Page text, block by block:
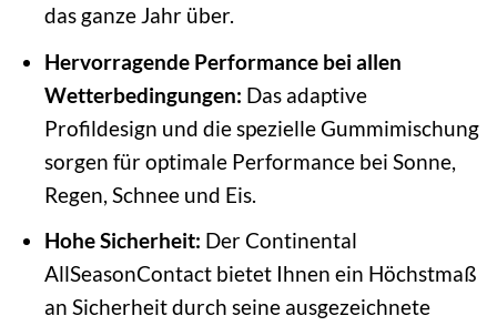
das ganze Jahr über.
Hervorragende Performance bei allen
Wetterbedingungen: Das adaptive
Profildesign und die spezielle Gummimischung
sorgen für optimale Performance bei Sonne,
Regen, Schnee und Eis.
Hohe Sicherheit: Der Continental
AllSeasonContact bietet Ihnen ein Höchstmaß
an Sicherheit durch seine ausgezeichnete